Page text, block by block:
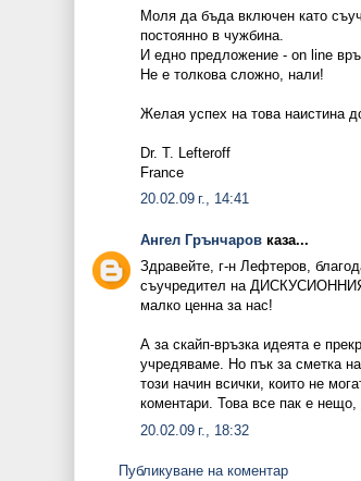
Моля да бъда включен като
постоянно в чужбина.
И едно предложение - on line
Не е толкова сложно, нали!
Желая успех на това наистина
Dr. T. Lefteroff
France
20.02.09 г., 14:41
Ангел Грънчаров каза...
Здравейте, г-н Лефтеров,
съучредител на ДИСКУСИОННИЯ
малко ценна за нас!
А за скайп-връзка идеята е
учредяваме. Но пък за сметка
този начин всички, които не
коментари. Това все пак е
20.02.09 г., 18:32
Публикуване на коментар